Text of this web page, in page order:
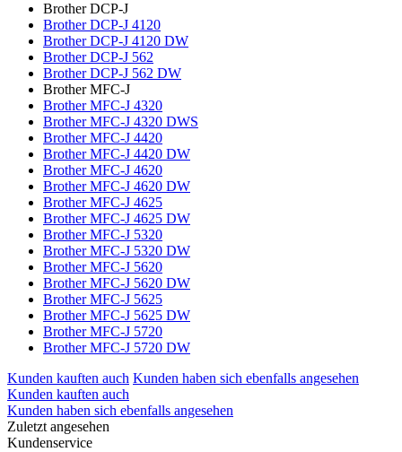
Brother DCP-J
Brother DCP-J 4120
Brother DCP-J 4120 DW
Brother DCP-J 562
Brother DCP-J 562 DW
Brother MFC-J
Brother MFC-J 4320
Brother MFC-J 4320 DWS
Brother MFC-J 4420
Brother MFC-J 4420 DW
Brother MFC-J 4620
Brother MFC-J 4620 DW
Brother MFC-J 4625
Brother MFC-J 4625 DW
Brother MFC-J 5320
Brother MFC-J 5320 DW
Brother MFC-J 5620
Brother MFC-J 5620 DW
Brother MFC-J 5625
Brother MFC-J 5625 DW
Brother MFC-J 5720
Brother MFC-J 5720 DW
Kunden kauften auch Kunden haben sich ebenfalls angesehen
Kunden kauften auch
Kunden haben sich ebenfalls angesehen
Zuletzt angesehen
Kundenservice